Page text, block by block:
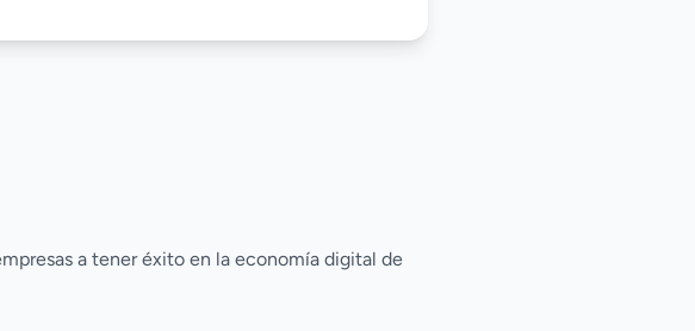
a tener éxito en la economía digital de